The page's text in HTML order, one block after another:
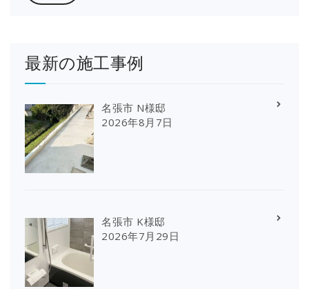
最新の施工事例
名張市 N様邸
2026年8月7日
名張市 K様邸
2026年7月29日